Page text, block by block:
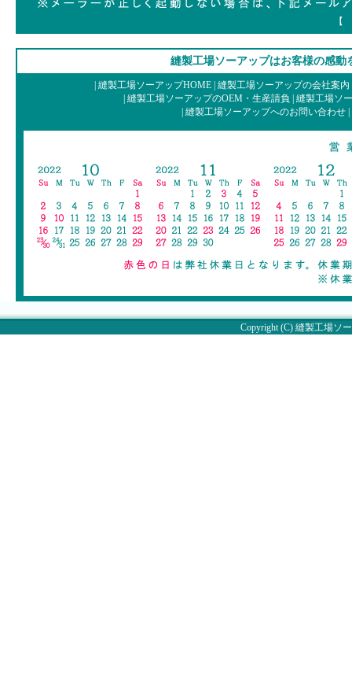
【
縫製工場ソーアップはお客様の感
縫製工場ソーアップHOME 縫製工場ソーアップの会社案内
縫製工場ソーアップのOEM・生産請負
縫製工場ソ
縫製工場ソーアップへのお問い合わせ
Copyright (C) 縫製工場ソ